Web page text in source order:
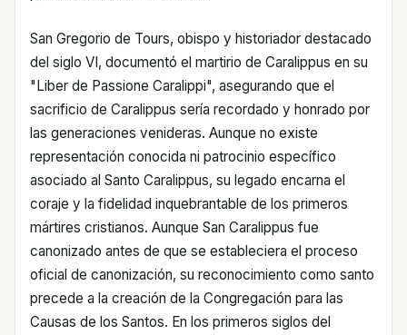
San Gregorio de Tours, obispo y historiador destacado
del siglo VI, documentó el martirio de Caralippus en su
"Liber de Passione Caralippi", asegurando que el
sacrificio de Caralippus sería recordado y honrado por
las generaciones venideras. Aunque no existe
representación conocida ni patrocinio específico
asociado al Santo Caralippus, su legado encarna el
coraje y la fidelidad inquebrantable de los primeros
mártires cristianos. Aunque San Caralippus fue
canonizado antes de que se estableciera el proceso
oficial de canonización, su reconocimiento como santo
precede a la creación de la Congregación para las
Causas de los Santos. En los primeros siglos del